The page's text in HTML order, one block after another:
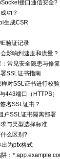
接口通信安全?
功？
生成CSR
验证记录
影响到速度和流量？
常见安全隐患与修
SSL证书指南
对SSL证书进行校验
443端口（HTTPS）
名SSL证书？
户SSL证书隔离部署
与类型选择标准
么区别?
为pfx格式
：